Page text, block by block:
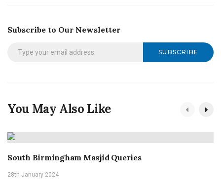
Subscribe to Our Newsletter
SUBSCRIBE
You May Also Like
South Birmingham Masjid Queries
28th January 2024